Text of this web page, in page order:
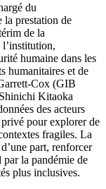
du
la prestation de
de la
humaine dans les
humanitaires et de
Cox (GIB
Kitaoka
des acteurs
pour explorer de
fragiles. La
part, renforcer
par la pandémie de
plus inclusives.